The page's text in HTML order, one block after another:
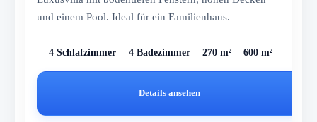
und einem Pool. Ideal für ein Familienhaus.
4 Schlafzimmer 4 Badezimmer 270 m² 600 m²
Details ansehen